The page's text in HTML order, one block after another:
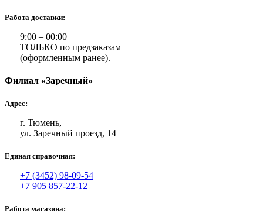
Работа доставки:
9:00 – 00:00
ТОЛЬКО по предзаказам
(оформленным ранее).
Филиал «Заречный»
Адрес:
г. Тюмень,
ул. Заречный проезд, 14
Единая справочная:
+7 (3452) 98-09-54
+7 905 857-22-12
Работа магазина: